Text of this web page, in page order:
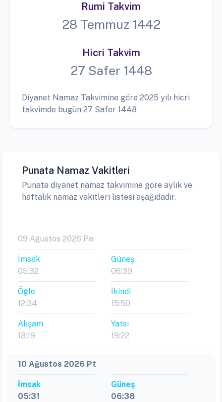
Rumi Takvim
28 Temmuz 1442
Hicri Takvim
27 Safer 1448
Diyanet Namaz Takvimine göre 2025 yılı hicri
takvimde bugün 27 Safer 1448
Punata Namaz Vakitleri
Punata diyanet namaz takvimine göre aylık ve
haftalık namaz vakitleri listesi aşağıdadır.
09 Ağustos 2026 Pa
İmsak
05:32
Güneş
06:39
Öğle
12:34
İkindi
15:50
Akşam
18:19
Yatsı
19:22
10 Ağustos 2026 Pt
İmsak
05:31
Güneş
06:38